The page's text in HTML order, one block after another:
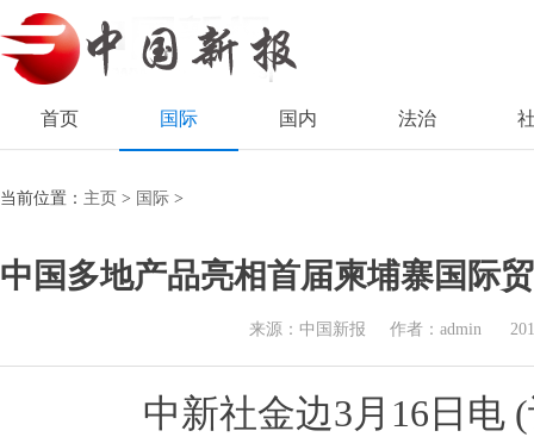
首页 国际 国内 法治
当前位置： 主页 > 国际 >
中国多地产品亮相首届柬埔寨国际
来源：中国新报 作者：admin
中新社金边3月16日电 (